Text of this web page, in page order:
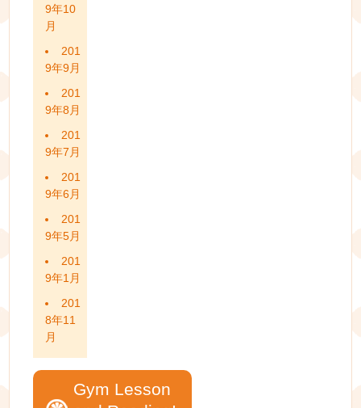
9年10
月
201
9年9月
201
9年8月
201
9年7月
201
9年6月
201
9年5月
201
9年1月
201
8年11
月
Gym Lesson